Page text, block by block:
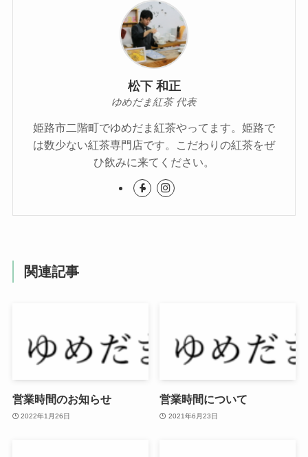
松下 和正
ゆめだま紅茶 代表
姫路市二階町でゆめだま紅茶やってます。姫路で
は数少ない紅茶専門店です。こだわりの紅茶をぜ
ひ飲みに来てください。
関連記事
営業時間のお知らせ
2022年1月26日
営業時間について
2021年6月23日